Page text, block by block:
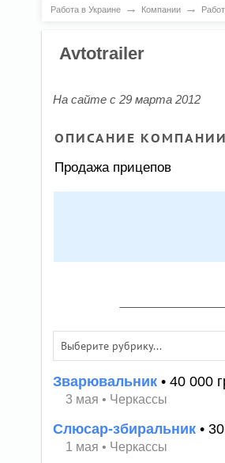
Работа в Украине → Компании →
Avtotrailer
На сайте с 29 марта 2012
ОПИСАНИЕ КОМПАНИИ
Продажа прицепов
Зварювальник • 40 000
3 мая • Черкассы
Слюсар-збиральник •
1 мая • Черкассы